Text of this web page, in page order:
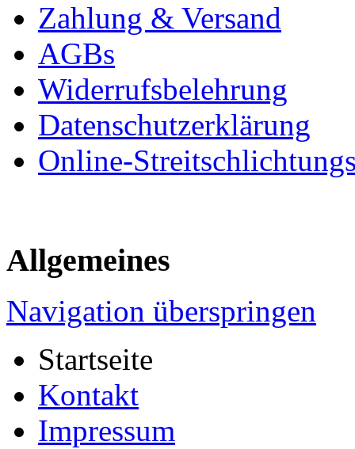
Zahlung & Versand
AGBs
Widerrufsbelehrung
Datenschutzerklärung
Online-
Allgemeines
Navigation überspringen
Startseite
Kontakt
Impressum